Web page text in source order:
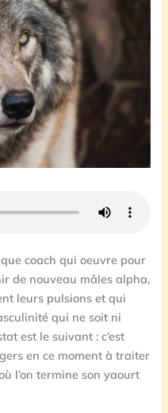
coach qui oeuvre pour
de nouveau mâles alpha,
leurs pulsions et qui
qui ne soit ni
est le suivant : c’est
en ce moment à traiter
l’on termine son yaourt